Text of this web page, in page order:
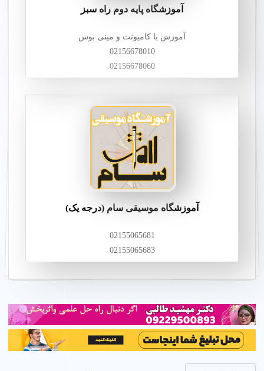
آموزشگاه پایه دوم راه سبز
آموزش با کامیونت و مینی بوس
02156678010
02156678060
آموزشگاه موسیقی سام (درجه یک)
02155065681
02155065683